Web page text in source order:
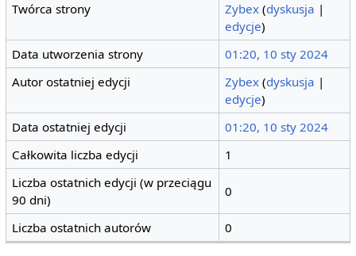
Twórca strony Zybex (dyskusja |
edycje)
Data utworzenia strony
01:20, 10 sty 2024
Autor ostatniej edycji
Zybex (dyskusja |
edycje)
Data ostatniej edycji
01:20, 10 sty 2024
Całkowita liczba edycji
1
Liczba ostatnich edycji (w przeciągu
90 dni)
0
Liczba ostatnich autorów 0